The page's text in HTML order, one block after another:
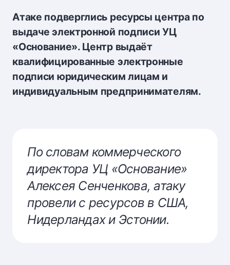
Атаке подверглись ресурсы центра по
выдаче электронной подписи УЦ
«Основание». Центр выдаёт
квалифицированные электронные
подписи юридическим лицам и
индивидуальным предпринимателям.
По словам коммерческого
директора УЦ «Основание»
Алексея Сенченкова, атаку
провели с ресурсов в США,
Нидерландах и Эстонии.